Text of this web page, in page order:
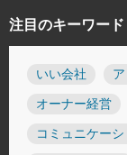
注目のキーワード
いい会社
オーナー経営
コミュニケーシ